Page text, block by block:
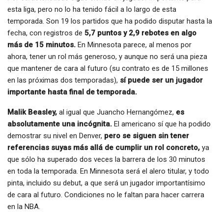
esta liga, pero no lo ha tenido fácil a lo largo de esta
temporada. Son 19 los partidos que ha podido disputar hasta la
fecha, con registros de 5,7 puntos y 2,9 rebotes en algo
más de 15 minutos. En Minnesota parece, al menos por
ahora, tener un rol más generoso, y aunque no será una pieza
que mantener de cara al futuro (su contrato es de 15 millones
en las próximas dos temporadas), sí puede ser un jugador
importante hasta final de temporada.
Malik Beasley, al igual que Juancho Hernangómez, es
absolutamente una incógnita. El americano sí que ha podido
demostrar su nivel en Denver, pero se siguen sin tener
referencias suyas más allá de cumplir un rol concreto, ya
que sólo ha superado dos veces la barrera de los 30 minutos
en toda la temporada. En Minnesota será el alero titular, y todo
pinta, incluido su debut, a que será un jugador importantísimo
de cara al futuro. Condiciones no le faltan para hacer carrera
en la NBA.